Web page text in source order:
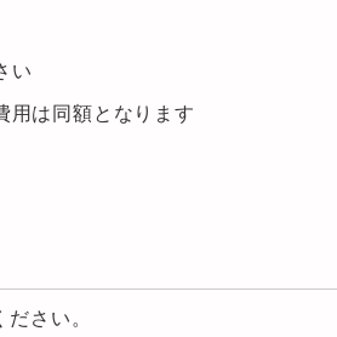
い
用は同額となります
ださい。